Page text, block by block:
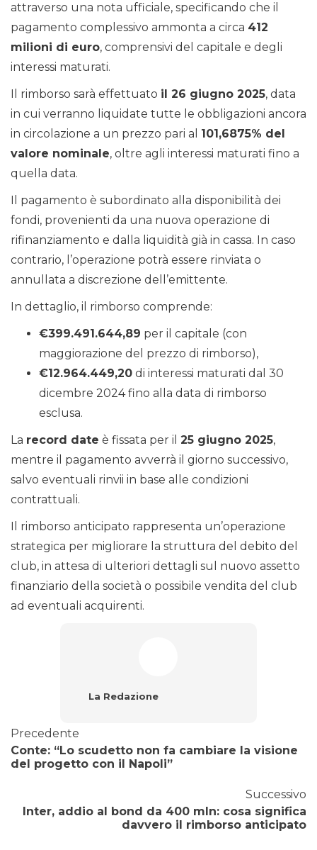
attraverso una nota ufficiale, specificando che il
pagamento complessivo ammonta a circa 412
milioni di euro, comprensivi del capitale e degli
interessi maturati.
Il rimborso sarà effettuato il 26 giugno 2025, data
in cui verranno liquidate tutte le obbligazioni ancora
in circolazione a un prezzo pari al 101,6875% del
valore nominale, oltre agli interessi maturati fino a
quella data.
Il pagamento è subordinato alla disponibilità dei
fondi, provenienti da una nuova operazione di
rifinanziamento e dalla liquidità già in cassa. In caso
contrario, l’operazione potrà essere rinviata o
annullata a discrezione dell’emittente.
In dettaglio, il rimborso comprende:
€399.491.644,89 per il capitale (con
maggiorazione del prezzo di rimborso),
€12.964.449,20 di interessi maturati dal 30
dicembre 2024 fino alla data di rimborso
esclusa.
La record date è fissata per il 25 giugno 2025,
mentre il pagamento avverrà il giorno successivo,
salvo eventuali rinvii in base alle condizioni
contrattuali.
Il rimborso anticipato rappresenta un’operazione
strategica per migliorare la struttura del debito del
club, in attesa di ulteriori dettagli sul nuovo assetto
finanziario della società o possibile vendita del club
ad eventuali acquirenti.
La Redazione
Precedente
Conte: “Lo scudetto non fa cambiare la visione
del progetto con il Napoli”
Successivo
Inter, addio al bond da 400 mln: cosa significa
davvero il rimborso anticipato